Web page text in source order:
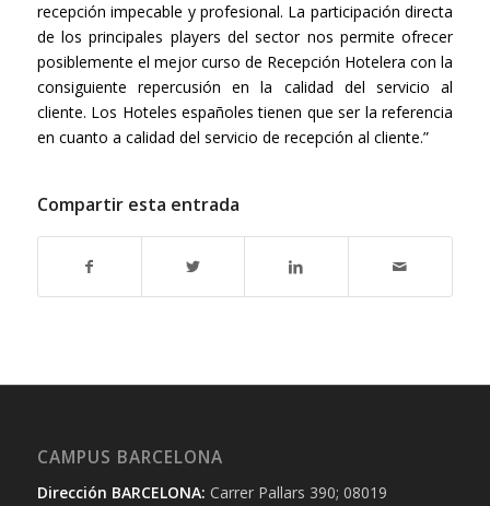
recepción impecable y profesional. La participación directa
de los principales players del sector nos permite ofrecer
posiblemente el mejor curso de Recepción Hotelera con la
consiguiente repercusión en la calidad del servicio al
cliente. Los Hoteles españoles tienen que ser la referencia
en cuanto a calidad del servicio de recepción al cliente.”
Compartir esta entrada
CAMPUS BARCELONA
Dirección BARCELONA: Carrer Pallars 390; 08019